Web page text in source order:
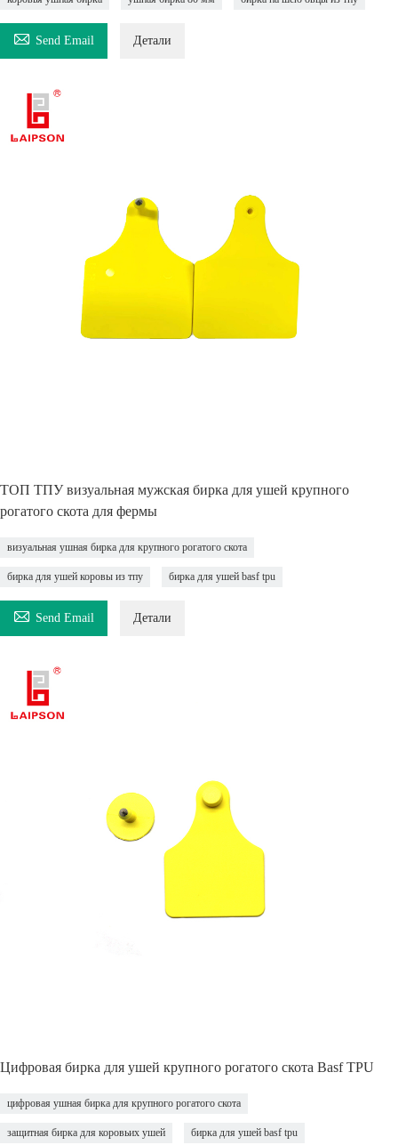
 Send Email Детали
ТОП ТПУ визуальная мужская бирка для ушей крупного
рогатого скота для фермы
визуальная ушная бирка для крупного рогатого скота
бирка для ушей коровы из тпу бирка для ушей basf tpu
 Send Email Детали
Цифровая бирка для ушей крупного рогатого скота Basf TPU
цифровая ушная бирка для крупного рогатого скота
защитная бирка для коровьих ушей бирка для ушей basf tpu